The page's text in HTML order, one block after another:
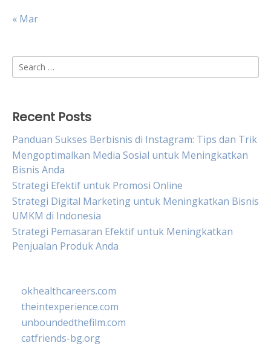
« Mar
Search
for:
Recent Posts
Panduan Sukses Berbisnis di Instagram: Tips dan Trik
Mengoptimalkan Media Sosial untuk Meningkatkan
Bisnis Anda
Strategi Efektif untuk Promosi Online
Strategi Digital Marketing untuk Meningkatkan Bisnis
UMKM di Indonesia
Strategi Pemasaran Efektif untuk Meningkatkan
Penjualan Produk Anda
okhealthcareers.com
theintexperience.com
unboundedthefilm.com
catfriends-bg.org